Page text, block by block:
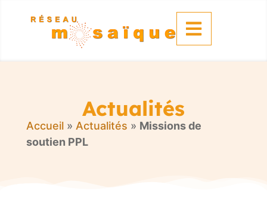
Actualités
Accueil » Actualités » Missions de
soutien PPL